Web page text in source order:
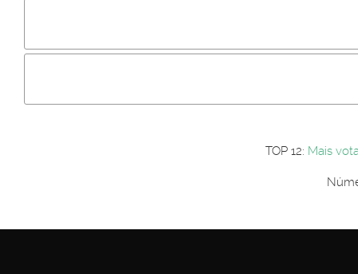
Os
Primeiro autentique-se...
TOP 12: Mais